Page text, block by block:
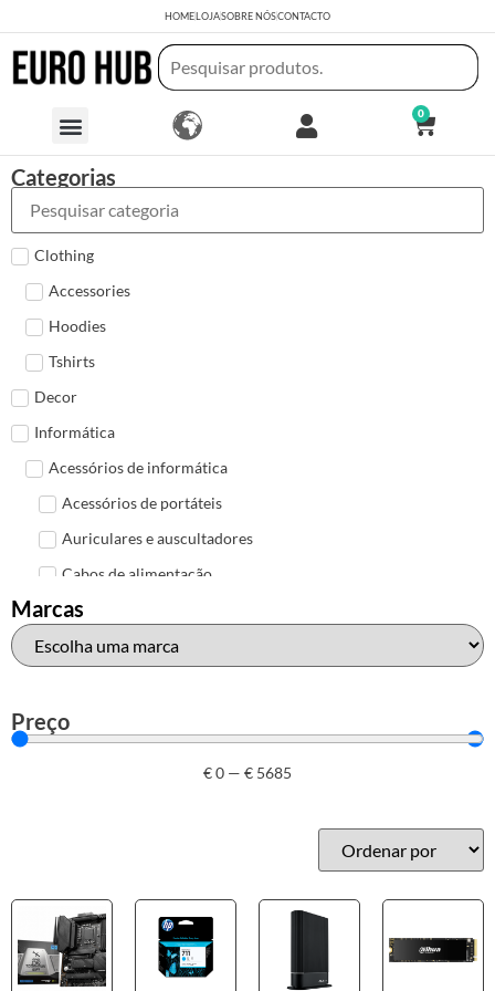
HOMELOJASOBRE NÓSCONTACTO
0
Categorias
Clothing
Accessories
Hoodies
Tshirts
Decor
Informática
Acessórios de informática
Acessórios de portáteis
Auriculares e auscultadores
Cabos de alimentação
Colunas de Som
Hubs
Mais acessórios USB
HP
Outros acessórios de informática
Marcas
Preço
€0 — € 5685